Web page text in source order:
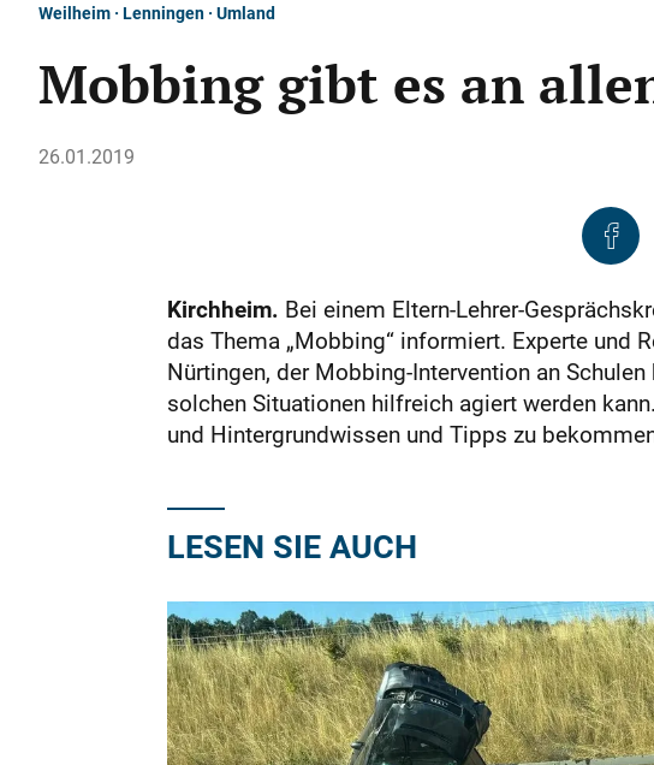
Weilheim · Lenningen · Umland
Mobbing gibt es an
26.01.2019
Kirchheim. Bei einem Eltern-Lehrer-
das Thema „Mobbing“ informiert. Experte und
Nürtingen, der Mobbing-Intervention an
solchen Situationen hilfreich agiert werden
und Hintergrundwissen und Tipps zu
LESEN SIE AUCH